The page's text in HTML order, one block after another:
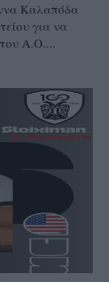
Καλαπόδα
για να
του Α.Ο....